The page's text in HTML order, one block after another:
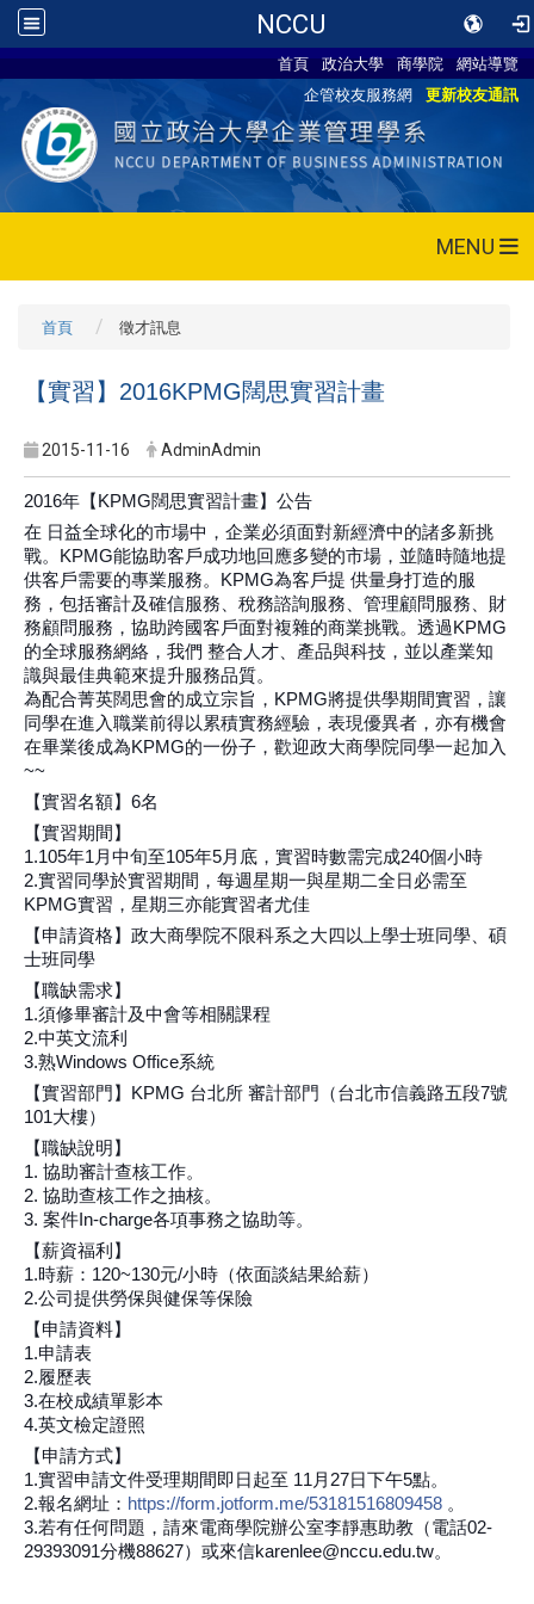
NCCU
首頁 政治大學 商學院
網站導覽
企管校友服務網
更新校友通訊
MENU
首頁 徵才訊息
【實習】2016KPMG闊思實習計畫
2015-11-16 AdminAdmin
2016年【KPMG闊思實習計畫】公告
在 日益全球化的市場中，企業必須面對新經濟中的諸多新挑
戰。KPMG能協助客戶成功地回應多變的市場，並隨時隨地提
供客戶需要的專業服務。KPMG為客戶提 供量身打造的服
務，包括審計及確信服務、稅務諮詢服務、管理顧問服務、財
務顧問服務，協助跨國客戶面對複雜的商業挑戰。透過KPMG
的全球服務網絡，我們 整合人才、產品與科技，並以產業知
識與最佳典範來提升服務品質。
為配合菁英闊思會的成立宗旨，KPMG將提供學期間實習，讓
同學在進入職業前得以累積實務經驗，表現優異者，亦有機會
在畢業後成為KPMG的一份子，歡迎政大商學院同學一起加入
~~
【實習名額】6名
【實習期間】
1.105年1月中旬至105年5月底，實習時數需完成240個小時
2.實習同學於實習期間，每週星期一與星期二全日必需至
KPMG實習，星期三亦能實習者尤佳
【申請資格】政大商學院不限科系之大四以上學士班同學、碩
士班同學
【職缺需求】
1.須修畢審計及中會等相關課程
2.中英文流利
3.熟Windows Office系統
【實習部門】KPMG 台北所 審計部門（台北市信義路五段7號
101大樓）
【職缺說明】
1. 協助審計查核工作。
2. 協助查核工作之抽核。
3. 案件In-charge各項事務之協助等。
【薪資福利】
1.時薪：120~130元/小時（依面談結果給薪）
2.公司提供勞保與健保等保險
【申請資料】
1.申請表
2.履歷表
3.在校成績單影本
4.英文檢定證照
【申請方式】
1.實習申請文件受理期間即日起至 11月27日下午5點。
2.報名網址： https://form.jotform.me/53181516809458 。
3.若有任何問題，請來電商學院辦公室李靜惠助教（電話02-
29393091分機88627）或來信karenlee@nccu.edu.tw。